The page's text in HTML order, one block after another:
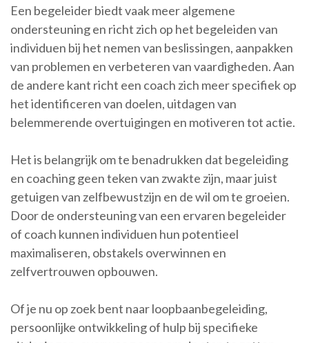
Een begeleider biedt vaak meer algemene
ondersteuning en richt zich op het begeleiden van
individuen bij het nemen van beslissingen, aanpakken
van problemen en verbeteren van vaardigheden. Aan
de andere kant richt een coach zich meer specifiek op
het identificeren van doelen, uitdagen van
belemmerende overtuigingen en motiveren tot actie.
Het is belangrijk om te benadrukken dat begeleiding
en coaching geen teken van zwakte zijn, maar juist
getuigen van zelfbewustzijn en de wil om te groeien.
Door de ondersteuning van een ervaren begeleider
of coach kunnen individuen hun potentieel
maximaliseren, obstakels overwinnen en
zelfvertrouwen opbouwen.
Of je nu op zoek bent naar loopbaanbegeleiding,
persoonlijke ontwikkeling of hulp bij specifieke